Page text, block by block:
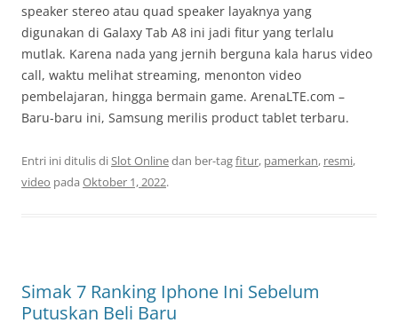
speaker stereo atau quad speaker layaknya yang
digunakan di Galaxy Tab A8 ini jadi fitur yang terlalu
mutlak. Karena nada yang jernih berguna kala harus video
call, waktu melihat streaming, menonton video
pembelajaran, hingga bermain game. ArenaLTE.com –
Baru-baru ini, Samsung merilis product tablet terbaru.
Entri ini ditulis diSlot Onlinedan ber-tagfitur, pamerkan, resmi,
video pada Oktober 1, 2022.
Simak 7 Ranking Iphone Ini Sebelum
Putuskan Beli Baru